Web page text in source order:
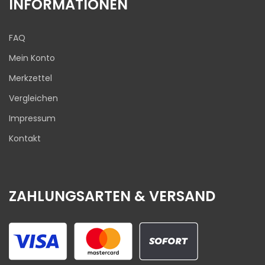
INFORMATIONEN
FAQ
Mein Konto
Merkzettel
Vergleichen
Impressum
Kontakt
ZAHLUNGSARTEN & VERSAND